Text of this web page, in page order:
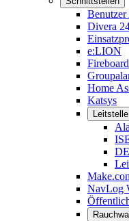
Divera
e:LION
Fireboard
Home
Katsys
Leitstelle
NavLog